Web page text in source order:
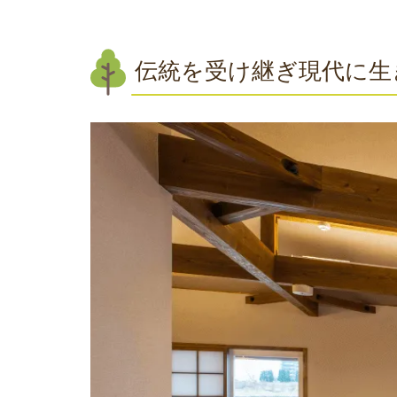
伝統を受け継ぎ現代に